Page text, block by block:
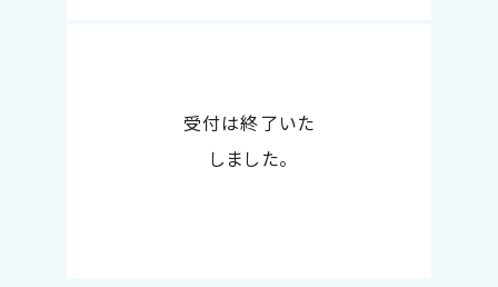
受付は終了いた
しました。